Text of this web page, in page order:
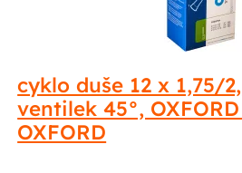
cyklo duše 12 x 1,75/
ventilek 45°,
OXFORD